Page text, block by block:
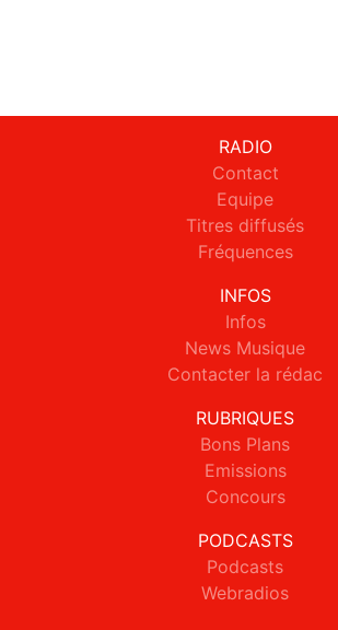
RADIO
Contact
Equipe
Titres diffusés
Fréquences
INFOS
Infos
News Musique
Contacter la rédac
RUBRIQUES
Bons Plans
Emissions
Concours
PODCASTS
Podcasts
Webradios